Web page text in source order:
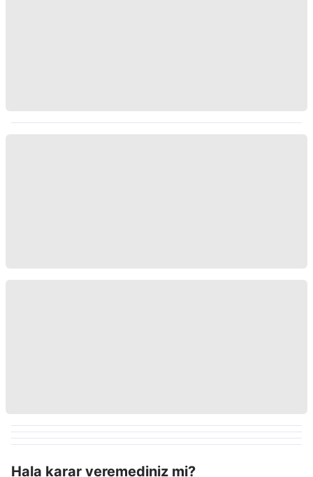
Hala karar veremediniz mi?